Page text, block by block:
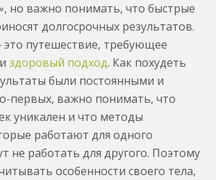
но важно понимать, что быстрые
долгосрочных результатов.
путешествие, требующее
издоровый подход. Как похудеть
были постоянными и
первых, важно понимать, что
уникален и что методы
работают для одного
не работать для другого. Поэтому
особенности своего тела,